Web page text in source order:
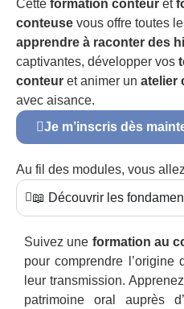
Cette formation conteur et
conteuse vous offre toutes
apprendre à raconter des
captivantes, développer vos
conteur et animer un atelier
avec aisance.
Je m’inscris dès
Au fil des modules, vous
📖 Découvrir les
Suivez une formation au
pour comprendre l’origine
leur transmission.
patrimoine oral auprès